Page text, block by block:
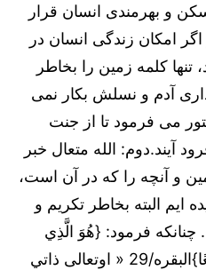
و بهرمندی انسان قرار
امکان زندگی انسان در
تنها کلمه زمین را بخاطر
آدم و نسلش بکار نمی
می فرمود تا از جنت
آیند.دوم: الله متعال خبر
و آنچه‌ را كه‌ در آن‌ است،
ایم البته بخاطر تکریم و
فرمود:‌ {هُوَ الَّذِي
خَلَقَ لَكُمْ مَا فِي الْأَرْضِ جَمِيعًا}البقره/29 « اوتعالی ذاتي